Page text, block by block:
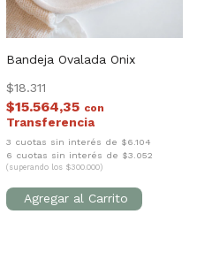
Bandeja Ovalada Onix
$18.311
$15.564,35 con
3 cuotas sin interés de $6.104
6 cuotas sin interés de $3.052
(superando los $300.000)